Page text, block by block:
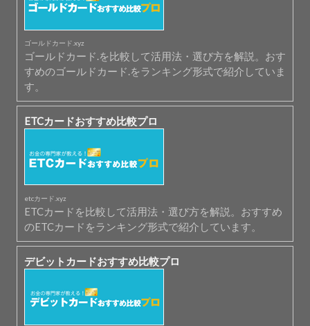
ゴールドカード.xyz
ゴールドカード.を比較して活用法・選び方を解説。おす
すめのゴールドカード.をランキング形式で紹介していま
す。
ETCカードおすすめ比較プロ
etcカード.xyz
ETCカードを比較して活用法・選び方を解説。おすすめ
のETCカードをランキング形式で紹介しています。
デビットカードおすすめ比較プロ